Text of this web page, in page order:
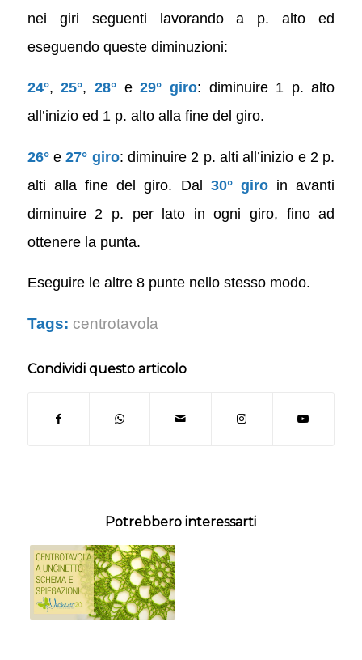
nei giri seguenti lavorando a p. alto ed
eseguendo queste diminuzioni:
24°,25°, 28°e29° giro: diminuire 1 p. alto
all’inizio ed 1 p. alto alla fine del giro.
26°e27° giro: diminuire 2 p. alti all’inizio e 2 p.
alti alla fine del giro. Dal 30° giro in avanti
diminuire 2 p. per lato in ogni giro, fino ad
ottenere la punta.
Eseguire le altre 8 punte nello stesso modo.
Tags: centrotavola
Condividi questo articolo
Potrebbero interessarti